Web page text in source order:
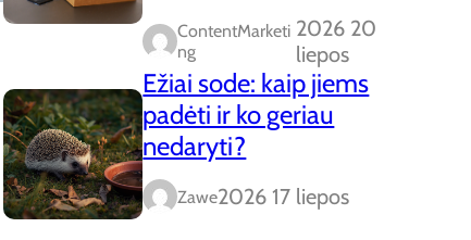
ContentMarketi
Ng
2026 20
liepos
Ežiai sode: kaip jiems
padėti ir ko geriau
nedaryti?
Zawe2026 17 liepos